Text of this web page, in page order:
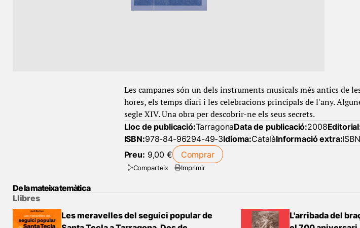
Les campanes són un dels instruments musicals més antics de
hores, els temps diari i les celebracions principals de l'any.
segle XIV. Una obra per descobrir-ne els seus secrets.
Lloc de publicació:TarragonaData de publicació:2008
ISBN:978-84-96294-49-3Idioma:CatalàInformació extra:
Preu: 9,00 € Comprar
Comparteix Imprimir
De la mateixa temàtica
Llibres
Les meravelles del seguici popular de
L'arribada del